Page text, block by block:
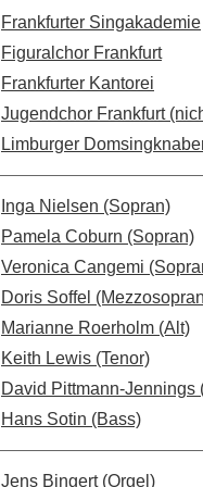
Frankfurter Singakademie
Figuralchor Frankfurt
Frankfurter Kantorei
Jugendchor Frankfurt
Limburger
Inga Nielsen (Sopran)
Pamela Coburn (Sopran)
Veronica Cangemi
Doris Soffel
Marianne Roerholm (Alt)
Keith Lewis (Tenor)
David Pittmann-Jennings
Hans Sotin (Bass)
Jens Bingert (Orgel)